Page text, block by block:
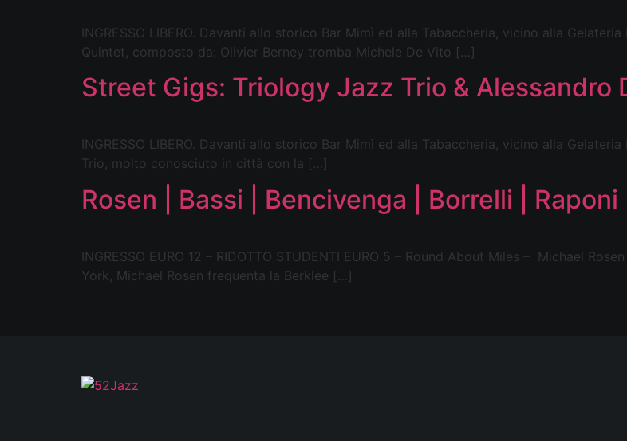
INGRESSO LIBERO. Davanti allo storico Bar Mimì ed alla Tabaccheria, vicino alla
Quintet, composto da: Olivier Berney tromba Michele De Vito […]
Street Gigs: Triology Jazz Trio & Alessandro
INGRESSO LIBERO. Davanti allo storico Bar Mimì ed alla Tabaccheria, vicino alla
Trio, molto conosciuto in città con la […]
Rosen | Bassi | Bencivenga | Borrelli |
INGRESSO EURO 12 – RIDOTTO STUDENTI EURO 5 – Round About Miles – Michael
York, Michael Rosen frequenta la Berklee […]